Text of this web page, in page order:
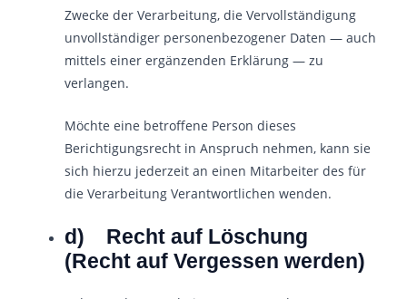
Zwecke der Verarbeitung, die Vervollständigung
unvollständiger personenbezogener Daten — auch
mittels einer ergänzenden Erklärung — zu
verlangen.
Möchte eine betroffene Person dieses
Berichtigungsrecht in Anspruch nehmen, kann sie
sich hierzu jederzeit an einen Mitarbeiter des für
die Verarbeitung Verantwortlichen wenden.
d) Recht auf Löschung
(Recht auf Vergessen werden)